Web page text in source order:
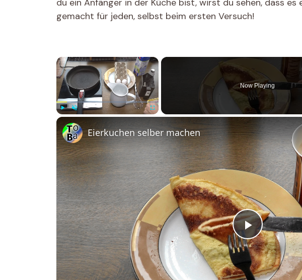
gemacht für jeden, selbst beim ersten Versuch!
×
Now Playing
P
l
Eierkuchen selber machen